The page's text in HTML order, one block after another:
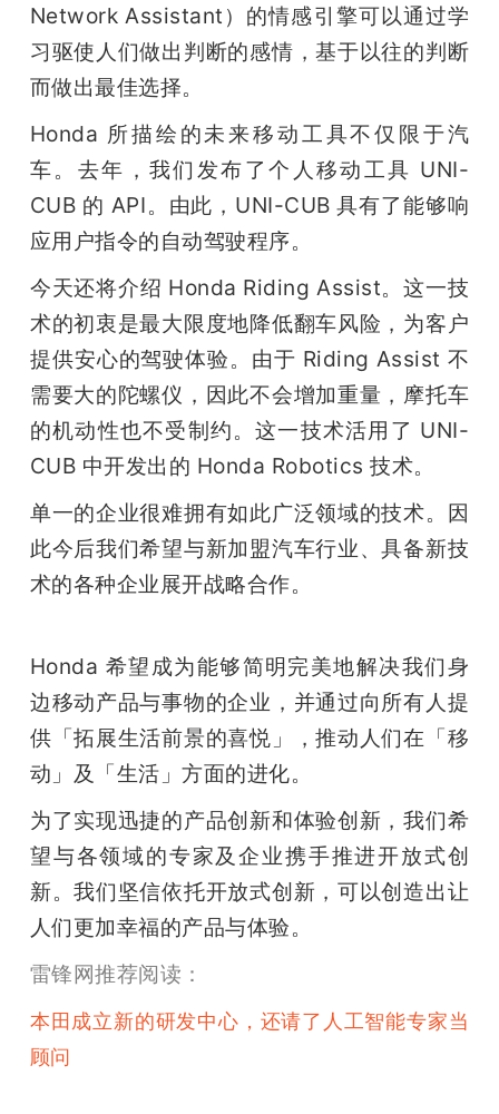
Network Assistant）的情感引擎可以通过学
习驱使人们做出判断的感情，基于以往的判断
而做出最佳选择。
Honda 所描绘的未来移动工具不仅限于汽
车。去年，我们发布了个人移动工具 UNI-
CUB 的 API。由此，UNI-CUB 具有了能够响
应用户指令的自动驾驶程序。
今天还将介绍 Honda Riding Assist。这一技
术的初衷是最大限度地降低翻车风险，为客户
提供安心的驾驶体验。由于 Riding Assist 不
需要大的陀螺仪，因此不会增加重量，摩托车
的机动性也不受制约。这一技术活用了 UNI-
CUB 中开发出的 Honda Robotics 技术。
单一的企业很难拥有如此广泛领域的技术。因
此今后我们希望与新加盟汽车行业、具备新技
术的各种企业展开战略合作。
Honda 希望成为能够简明完美地解决我们身
边移动产品与事物的企业，并通过向所有人提
供「拓展生活前景的喜悦」，推动人们在「移
动」及「生活」方面的进化。
为了实现迅捷的产品创新和体验创新，我们希
望与各领域的专家及企业携手推进开放式创
新。我们坚信依托开放式创新，可以创造出让
人们更加幸福的产品与体验。
雷锋网推荐阅读：
本田成立新的研发中心，还请了人工智能专家当
顾问